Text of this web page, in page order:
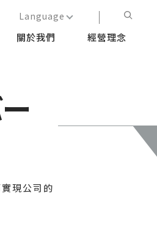
Language
日本語
關於我們 經營理念
現公司的